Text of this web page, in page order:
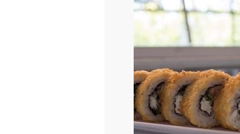
Sushi
Roll
Star
y
Dosquebradas.
El
mejor